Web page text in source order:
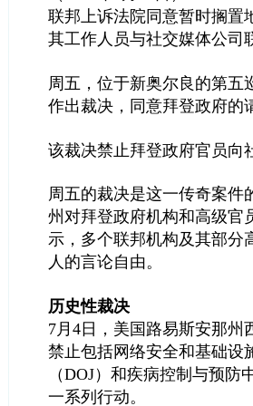
联邦上诉法院同意暂时搁置
其工作人员与社交媒体公司
周五，位于新奥尔良的第五
作出裁决，同意拜登政府的
该裁决禁止拜登政府官员向
周五的裁决是这一传奇案件
州对拜登政府机构和高级官
示，多个联邦机构及其部分
人的言论自由。
历史性裁决
7月 4日，美国路易斯安那州
禁止包括网络安全和基础设
（DOJ）和疾病控制与预防
一系列行动。